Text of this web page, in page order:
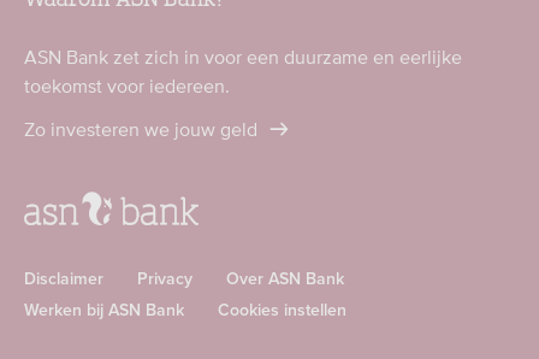
ASN Bank zet zich in voor een duurzame en eerlijke
toekomst voor iedereen.
Zo investeren we jouw geld
Disclaimer Privacy
Over ASN Bank
Werken bij ASN Bank
Cookies instellen